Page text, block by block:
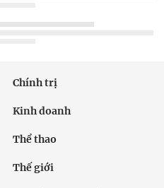
Chính trị
Kinh doanh
Thể thao
Thế giới